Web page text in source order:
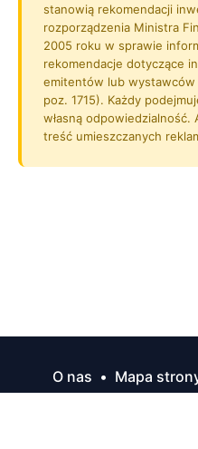
stanowią rekomendacji
rozporządzenia Ministra
2005 roku w sprawie
rekomendacje dotyczące
emitentów lub
poz. 1715). Każdy
własną
treść umieszczanych
O nas • Mapa